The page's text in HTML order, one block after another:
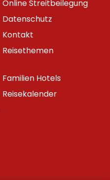
Online Streitbeilegung
Datenschutz
Kontakt
Reisethemen
Familien Hotels
Reisekalender